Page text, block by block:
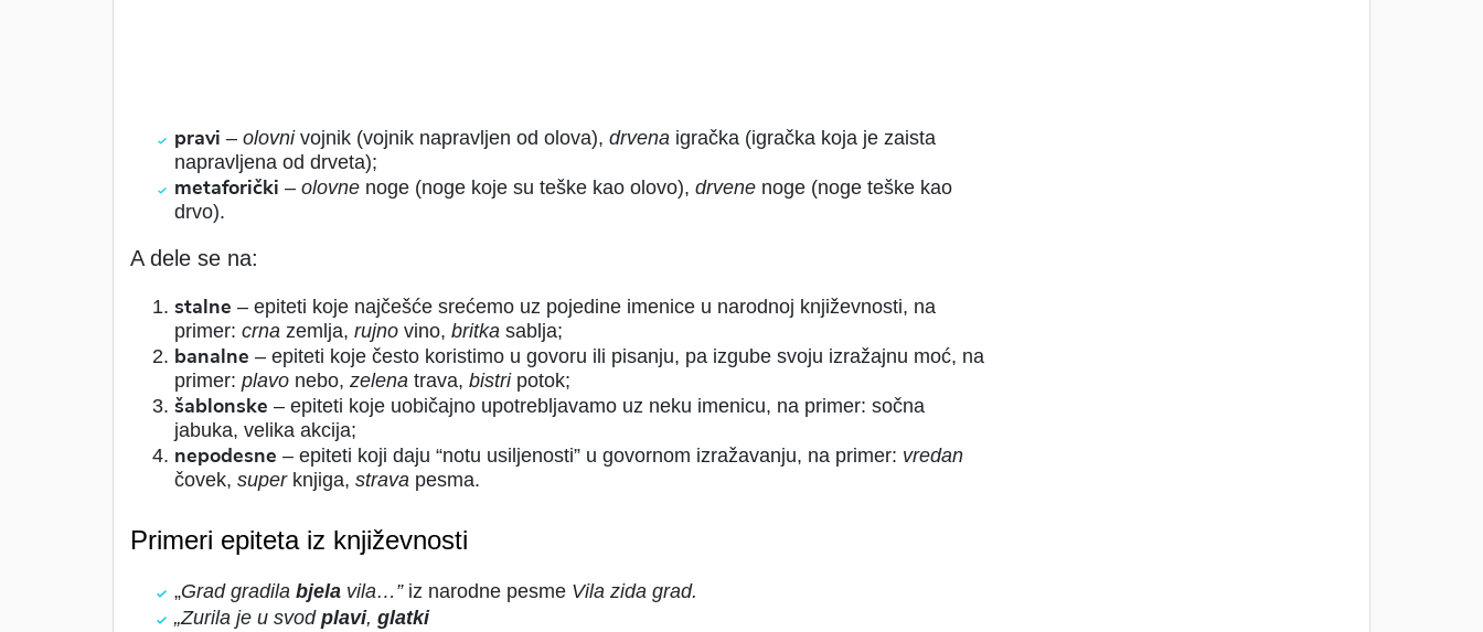
pravi – olovnivojnik (vojnik napravljen od olova), drvena igračka (igračka koja je zaista
napravljena od drveta);
metaforički – olovne noge (noge koje su teške kao olovo), drvene noge (noge teške kao
drvo).
A dele se na:
stalne – epiteti koje najčešće srećemo uz pojedine imenice u narodnoj književnosti, na
primer: crna zemlja, rujno vino, britka sablja;
banalne – epiteti koje često koristimo u govoru ili pisanju, pa izgube svoju izražajnu moć, na
primer: plavo nebo, zelena trava, bistripotok;
šablonske – epiteti koje uobičajno upotrebljavamo uz neku imenicu, na primer: sočna
jabuka, velika akcija;
nepodesne – epiteti koji daju “notu usiljenosti” u govornom izražavanju, na primer: vredan
čovek, superknjiga, strava pesma.
Primeri epiteta iz književnosti
„Grad gradila bjela vila…” iz narodne pesme Vila zida grad.
„Zurila je u svod plavi, glatki